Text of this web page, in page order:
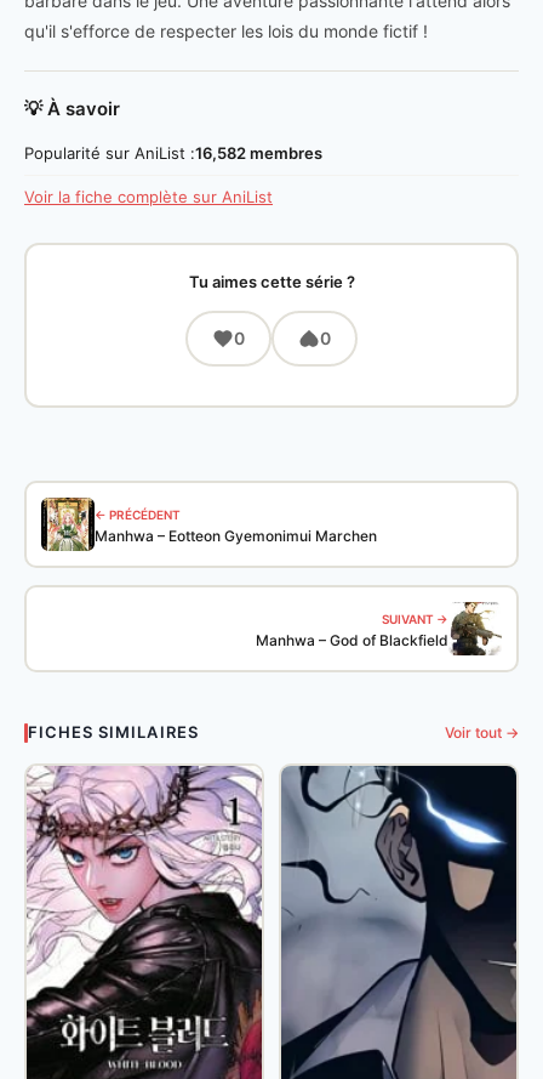
qu'il s'efforce de respecter les lois du monde fictif !
💡 À savoir
Popularité sur AniList :16,582 membres
Voir la fiche complète sur AniList
Tu aimes cette série ?
0 0
← PRÉCÉDENT
Manhwa – Eotteon Gyemonimui Marchen
SUIVANT →
Manhwa – God of Blackfield
FICHES SIMILAIRES Voir tout →